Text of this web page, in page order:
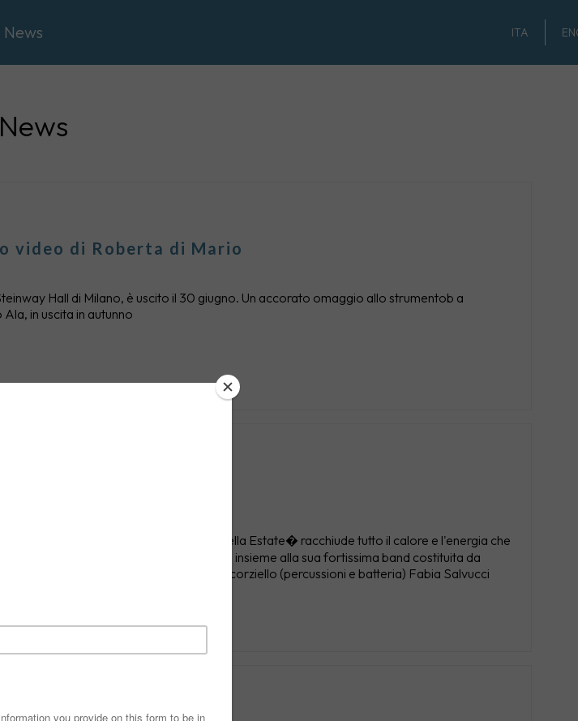
News ITA
News
video di Roberta di Mario
Hall di Milano, è uscito il 30 giugno. Un accorato omaggio allo strumentob a
in uscita in autunno
di Tosca
un concerto che già nel nome �La Bella Estate� racchiude tutto il calore e l'energia che
brani già conosciuti accanto a novità, insieme alla sua fortissima band costituita da
Massimo de Lorenzi (chitarra), Luca Scorziello (percussioni e batteria) Fabia Salvucci
(contrabbasso).